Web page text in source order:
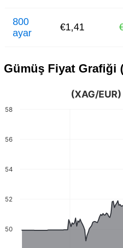
800
ayar
€1,41
Gümüş Fiyat Grafiği
(XAG/
50
52
54
56
58